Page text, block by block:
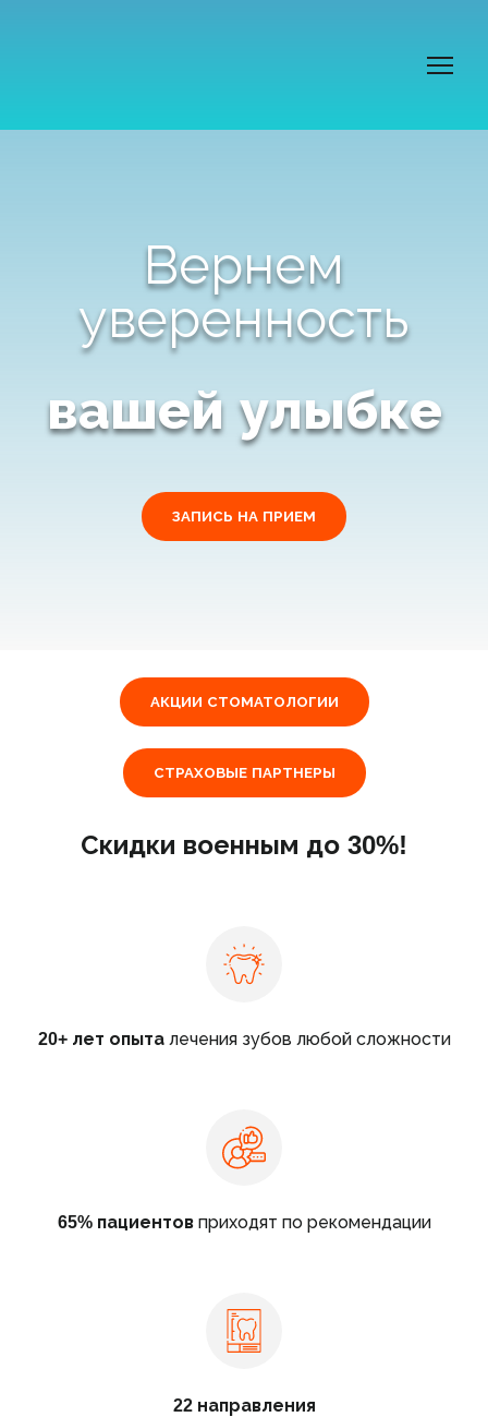
Вернем
уверенность
вашей улыбке
ЗАПИСЬ НА ПРИЕМ
АКЦИИ СТОМАТОЛОГИИ
СТРАХОВЫЕ ПАРТНЕРЫ
Скидки военным до 30%!
20+ лет опыта лечения зубов любой сложности
65% пациентов приходят по рекомендации
22 направления